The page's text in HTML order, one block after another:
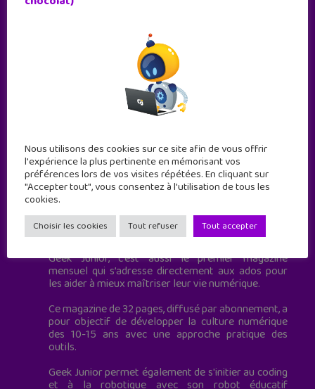
Geek Junior est le premier site de culture numérique
à destination des adolescents.
Geek Junior, c’est aussi le premier magazine
mensuel qui s’adresse directement aux ados pour
les aider à mieux maîtriser leur vie numérique.
Ce magazine de 32 pages, diffusé par abonnement, a
pour objectif de développer la culture numérique
des 10-15 ans avec une approche pratique des
outils.
Geek Junior permet également de s'initier au coding
et à la robotique avec son robot éducatif
Nous utilisons des cookies sur ce site afin de vous offrir
l'expérience la plus pertinente en mémorisant vos
préférences lors de vos visites répétées. En cliquant sur
"Accepter tout", vous consentez à l'utilisation de tous les
cookies.
Choisir les cookies Tout refuser Tout accepter